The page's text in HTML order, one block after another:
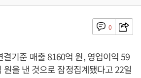
0
기준 매출 8160억 원, 영업이익 59
을 낸 것으로 잠정집계됐다고 22일